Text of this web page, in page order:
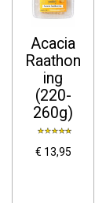
Acacia
Raathon
ing
(220-
260g)
€ 13,95